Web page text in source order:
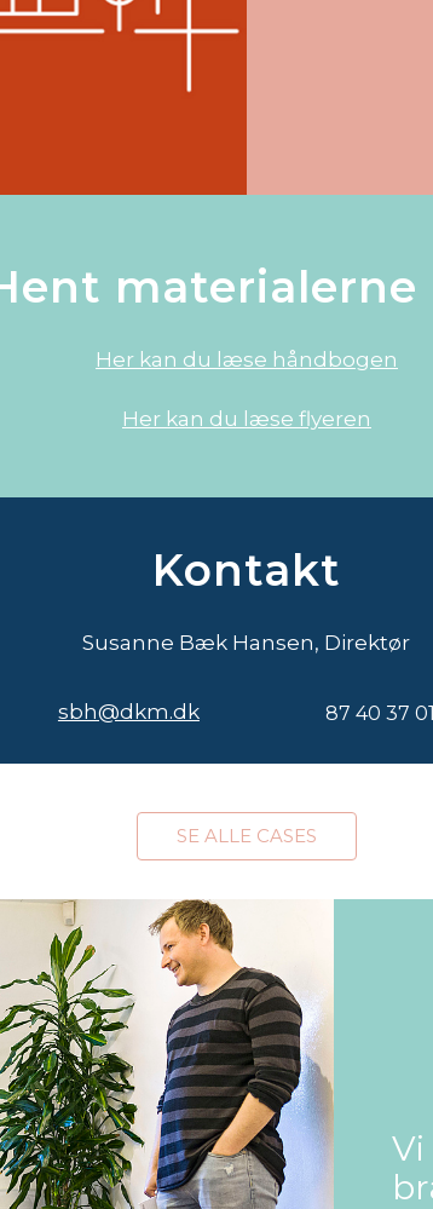
materialerne
Her kan du læse håndbogen
Her kan du læse flyeren
Kontakt
Susanne Bæk Hansen, Direktør
sbh@dkm.dk 87 40 37 01
SE ALLE CASES